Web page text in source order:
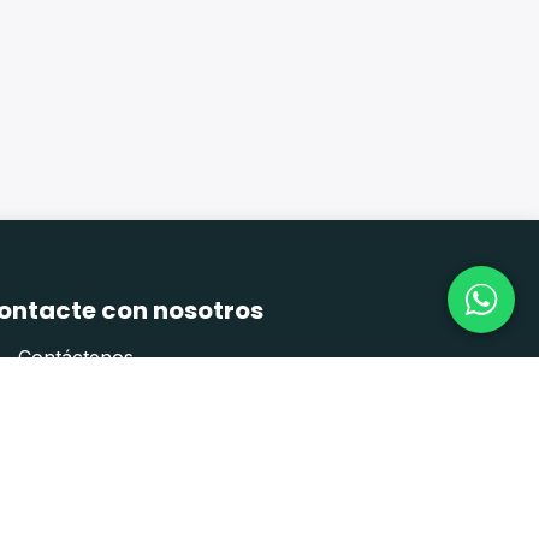
con nosotros
Contáctenos